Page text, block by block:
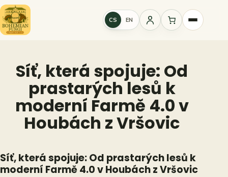
Přeskočit
na
obsah
CS EN
Přihlášení
Síť, která spojuje: Od
prastarých lesů k
moderní Farmě 4.0 v
Houbách z Vršovic
Síť, která spojuje: Od prastarých lesů k
moderní Farmě 4.0 v Houbách z Vršovic